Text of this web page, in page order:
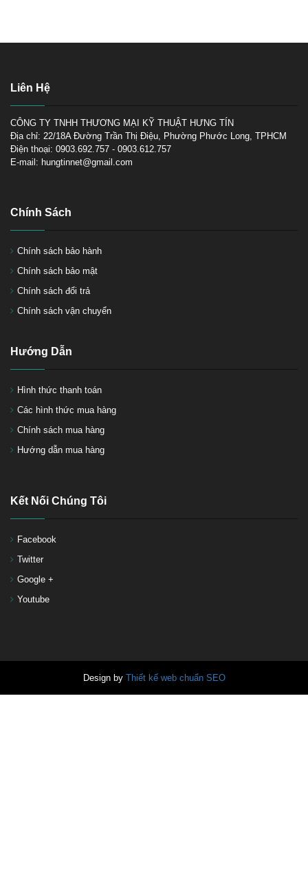
mạ crom chống dính-Series
Bsho Anest Iwata
Liên Hệ
CÔNG TY TNHH THƯƠNG MẠI KỸ THUẬT HƯNG TÍN
Địa chỉ: 22/18A Đường Trần Thị Điệu, Phường Phước Long, TPHCM
Điện thoại: 0903.692.757 - 0903.612.757
E-mail: hungtinnet@gmail.com
Chính Sách
Chính sách bảo hành
Chính sách bảo mật
Chính sách đổi trả
Chính sách vận chuyển
Hướng Dẫn
Hình thức thanh toán
Các hình thức mua hàng
Chính sách mua hàng
Hướng dẫn mua hàng
Kết Nối Chúng Tôi
Facebook
Twitter
Google +
Youtube
Design by Thiết kế web chuẩn SEO